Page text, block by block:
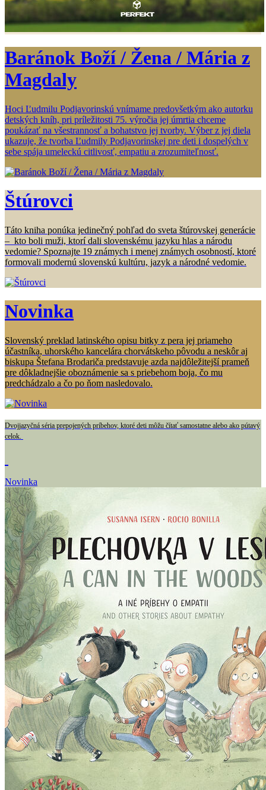
Baránok Boží / Žena / Mária z
Magdaly
Hoci Ľudmilu Podjavorinskú vnímame predovšetkým ako autorku
detských kníh, pri príležitosti 75. výročia jej úmrtia chceme
poukázať na všestrannosť a bohatstvo jej tvorby. Výber z jej diela
ukazuje, že tvorba Ľudmily Podjavorinskej pre deti i dospelých v
sebe spája umeleckú citlivosť, empatiu a zrozumiteľnosť.
Štúrovci
Táto kniha ponúka jedinečný pohľad do sveta štúrovskej generácie
– kto boli muži, ktorí dali slovenskému jazyku hlas a národu
vedomie? Spoznajte 19 známych i menej známych osobností, ktoré
formovali modernú slovenskú kultúru, jazyk a národné vedomie.
Novinka
Slovenský preklad latinského opisu bitky z pera jej priameho
účastníka, uhorského kancelára chorvátskeho pôvodu a neskôr aj
biskupa Štefana Brodariča predstavuje azda najdôležitejší prameň
pre dôkladnejšie oboznámenie sa s priebehom boja, čo mu
predchádzalo a čo po ňom nasledovalo.
Dvojjazyčná séria prepojených príbehov, ktoré deti môžu čítať samostatne alebo ako pútavý
celok.
Novinka